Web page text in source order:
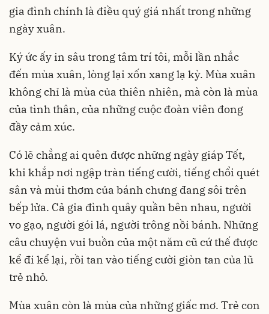
gia đình chính là điều quý giá nhất trong những
ngày xuân.
Ký ức ấy in sâu trong tâm trí tôi, mỗi lần nhắc
đến mùa xuân, lòng lại xốn xang lạ kỳ. Mùa xuân
không chỉ là mùa của thiên nhiên, mà còn là mùa
của tình thân, của những cuộc đoàn viên đong
đầy cảm xúc.
Có lẽ chẳng ai quên được những ngày giáp Tết,
khi khắp nơi ngập tràn tiếng cười, tiếng chổi quét
sân và mùi thơm của bánh chưng đang sôi trên
bếp lửa. Cả gia đình quây quần bên nhau, người
vo gạo, người gói lá, người trông nồi bánh. Những
câu chuyện vui buồn của một năm cũ cứ thế được
kể đi kể lại, rồi tan vào tiếng cười giòn tan của lũ
trẻ nhỏ.
Mùa xuân còn là mùa của những giấc mơ. Trẻ con